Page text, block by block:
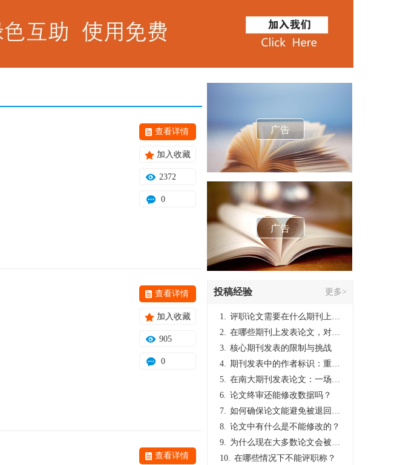
查看详情
加入收藏
2372
0
查看详情
加入收藏
905
0
查看详情
广告
广告
投稿经验 更多>
1. 评职论文需要在什么期刊上发表？
2. 在哪些期刊上发表论文，对考研有优势？
3. 核心期刊发表的限制与挑战
4. 期刊发表中的作者标识：重要性与实践
5. 在南大期刊发表论文：一场知识探索与学术成就的旅程
6. 论文终审还能修改数据吗？
7. 如何确保论文能避免被退回：关键条件与策略
8. 论文中有什么是不能修改的？
9. 为什么现在大多数论文会被评判为AI撰写？（深度剖析查重机制下的困境与出路）
10. 在哪些情况下不能评职称？